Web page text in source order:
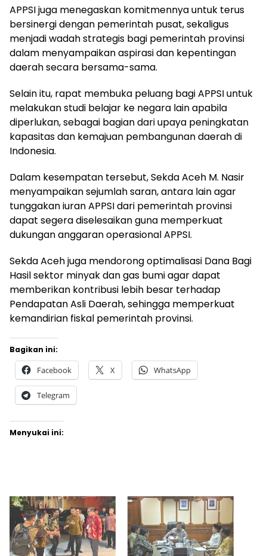
APPSI juga menegaskan komitmennya untuk terus
bersinergi dengan pemerintah pusat, sekaligus
menjadi wadah strategis bagi pemerintah provinsi
dalam menyampaikan aspirasi dan kepentingan
daerah secara bersama-sama.
Selain itu, rapat membuka peluang bagi APPSI untuk
melakukan studi belajar ke negara lain apabila
diperlukan, sebagai bagian dari upaya peningkatan
kapasitas dan kemajuan pembangunan daerah di
Indonesia.
Dalam kesempatan tersebut, Sekda Aceh M. Nasir
menyampaikan sejumlah saran, antara lain agar
tunggakan iuran APPSI dari pemerintah provinsi
dapat segera diselesaikan guna memperkuat
dukungan anggaran operasional APPSI.
Sekda Aceh juga mendorong optimalisasi Dana Bagi
Hasil sektor minyak dan gas bumi agar dapat
memberikan kontribusi lebih besar terhadap
Pendapatan Asli Daerah, sehingga memperkuat
kemandirian fiskal pemerintah provinsi.
Bagikan ini:
Facebook X WhatsApp
Telegram
Menyukai ini: